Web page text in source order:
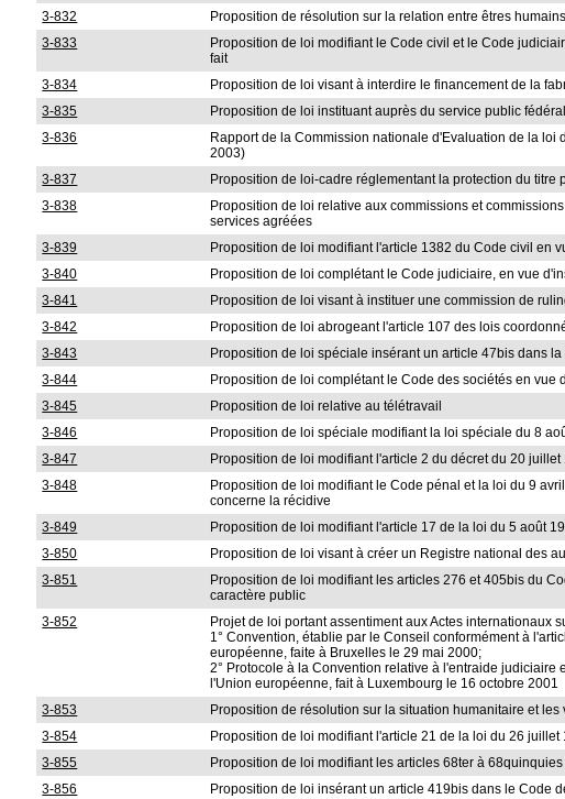
3-832 Proposition de résolution sur la relation entre êtres
3-833
Proposition de loi modifiant le Code civil et le Code
fait
3-834 Proposition de loi visant à interdire le financement de la
3-835
Proposition de loi instituant auprès du service public
3-836
Rapport de la Commission nationale d'Evaluation de la
2003)
3-837 Proposition de loi-cadre réglementant la protection du
3-838
Proposition de loi relative aux commissions et
services agréées
3-839 Proposition de loi modifiant l'article 1382 du Code civil en
3-840
Proposition de loi complétant le Code judiciaire, en vue
3-841
Proposition de loi visant à instituer une commission de
3-842
Proposition de loi abrogeant l'article 107 des lois
3-843
Proposition de loi spéciale insérant un article 47bis dans
3-844
Proposition de loi complétant le Code des sociétés en
3-845
Proposition de loi relative au télétravail
3-846
Proposition de loi spéciale modifiant la loi spéciale du 8
3-847
Proposition de loi modifiant l'article 2 du décret du 20
3-848
Proposition de loi modifiant le Code pénal et la loi du 9
concerne la récidive
3-849 Proposition de loi modifiant l'article 17 de la loi du 5 août
3-850
Proposition de loi visant à créer un Registre national des
3-851
Proposition de loi modifiant les articles 276 et 405bis du
caractère public
3-852
Projet de loi portant assentiment aux Actes internationaux
1° Convention, établie par le Conseil conformément à
européenne, faite à Bruxelles le 29 mai 2000;
2° Protocole à la Convention relative à l'entraide
l'Union européenne, fait à Luxembourg le 16 octobre 2001
3-853 Proposition de résolution sur la situation humanitaire et
3-854
Proposition de loi modifiant l'article 21 de la loi du 26
3-855
Proposition de loi modifiant les articles 68ter à
3-856
Proposition de loi insérant un article 419bis dans le Code